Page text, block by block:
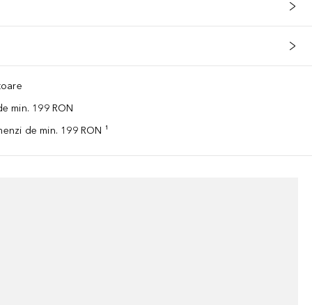
min. 199 RON
de min. 199 RON ¹